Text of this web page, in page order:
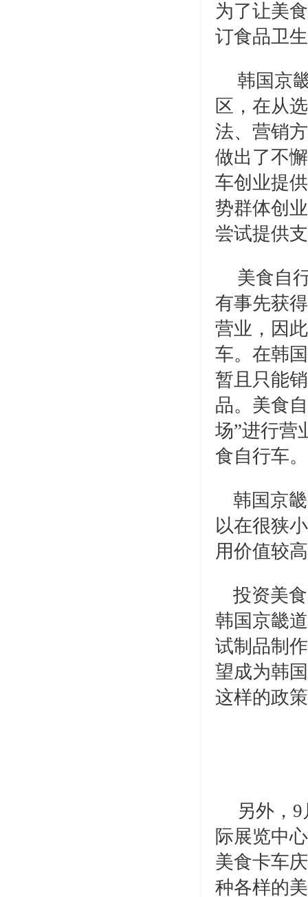
为了让美
订食品卫
韩国京
区，在从
法、营销
做出了不
车创业提
势群体创
尝试提供
美食自
有事先获
营业 ，因
车。在韩国
暂且只能销
品。美食
场”进行营
食自行车
韩国京
以在很狭
用价值较
投资美
韩国京畿
试制品制
望成为韩
这样的政
另外， 9
际展览中
美食卡车
种各样的